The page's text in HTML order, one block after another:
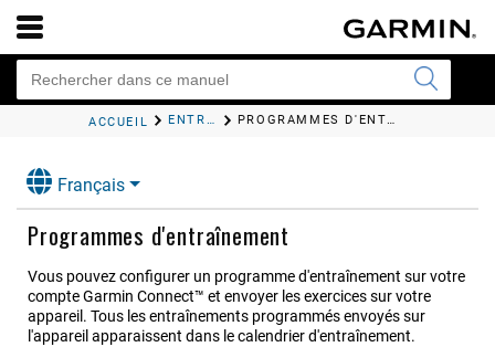
ACCUEIL ENTRAÎNEMENT PROGRAMMES D'ENTRAÎNEMENT
Français
Programmes d'entraînement
Vous pouvez configurer un programme d'entraînement sur votre
compte Garmin Connect™ et envoyer les exercices sur votre
appareil. Tous les entraînements programmés envoyés sur
l'appareil apparaissent dans le calendrier d'entraînement.